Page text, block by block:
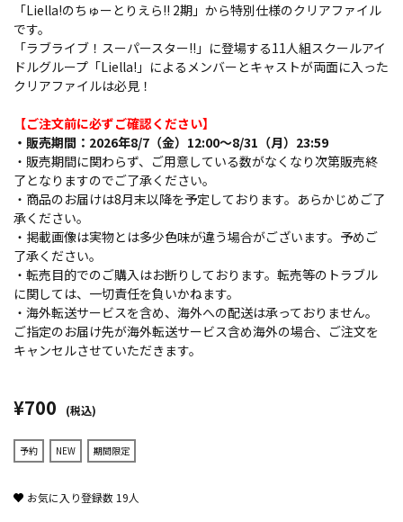
「Liella!のちゅーとりえら!! 2期」から特別仕様のクリアファイル
です。
「ラブライブ！スーパースター!!」に登場する11人組スクールアイ
ドルグループ「Liella!」によるメンバーとキャストが両面に入った
クリアファイルは必見！
【ご注文前に必ずご確認ください】
・販売期間：2026年8/7（金）12:00～8/31（月）23:59
・販売期間に関わらず、ご用意している数がなくなり次第販売終
了となりますのでご了承ください。
・商品のお届けは8月末以降を予定しております。あらかじめご了
承ください。
・掲載画像は実物とは多少色味が違う場合がございます。予めご
了承ください。
・転売目的でのご購入はお断りしております。転売等のトラブル
に関しては、一切責任を負いかねます。
・海外転送サービスを含め、海外への配送は承っておりません。
ご指定のお届け先が海外転送サービス含め海外の場合、ご注文を
キャンセルさせていただきます。
¥700 (税込)
予約 NEW 期間限定
お気に入り登録数 19人